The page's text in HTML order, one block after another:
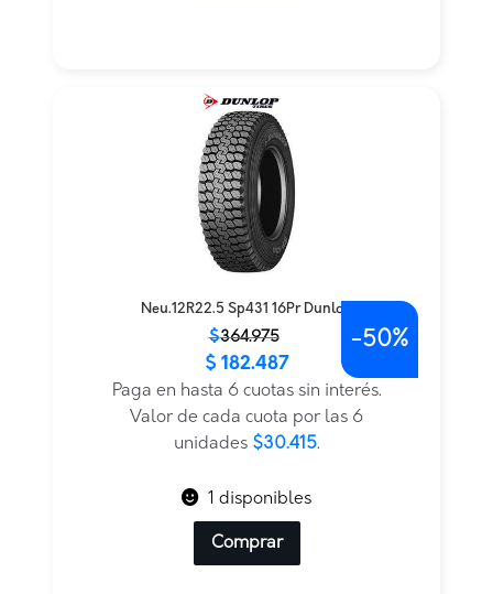
Neu.12R22.5 Sp431 16Pr Dunlop
$364.975
original
actual
$ 182.487
Paga en hasta 6 cuotas sin interés.
Valor de cada cuota por las 6
unidades $30.415.
-50%
1 disponibles
Comprar